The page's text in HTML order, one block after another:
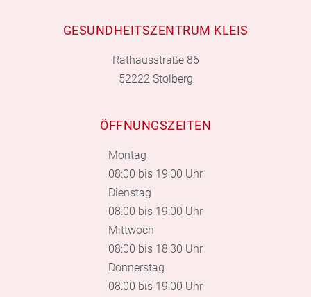
GESUNDHEITSZENTRUM KLEIS
Rathausstraße 86
52222 Stolberg
ÖFFNUNGSZEITEN
Montag
08:00 bis 19:00 Uhr
Dienstag
08:00 bis 19:00 Uhr
Mittwoch
08:00 bis 18:30 Uhr
Donnerstag
08:00 bis 19:00 Uhr